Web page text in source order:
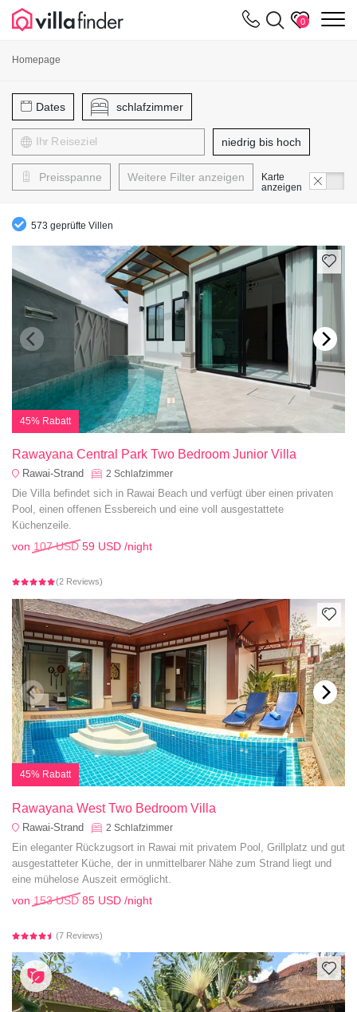
0
Homepage
Dates schlafzimmer
niedrig bis hoch
Preisspanne Weitere Filter anzeigen
Karte
anzeigen
573 geprüfte Villen
45% Rabatt
Rawayana Central Park Two Bedroom Junior Villa
Rawai-Strand 2 Schlafzimmer
Die Villa befindet sich in Rawai Beach und verfügt über einen privaten
Pool, einen offenen Essbereich und eine voll ausgestattete
Küchenzeile.
von 107 USD 59 USD /night
(2 Reviews)
45% Rabatt
Rawayana West Two Bedroom Villa
Rawai-Strand 2 Schlafzimmer
Ein eleganter Rückzugsort in Rawai mit privatem Pool, Grillplatz und gut
ausgestatteter Küche, der in unmittelbarer Nähe zum Strand liegt und
eine mühelose Auszeit ermöglicht.
von 153 USD 85 USD /night
(7 Reviews)
Cookie-Einstellungen